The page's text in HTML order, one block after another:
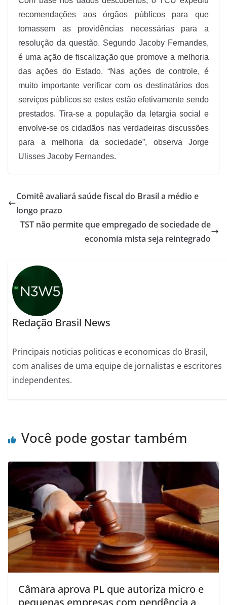
recomendações aos órgãos públicos para que
tomassem as providências necessárias para a
resolução da questão. Segundo Jacoby Fernandes,
é uma ação de fiscalização que promove a melhoria
das ações do Estado. “Nas ações de controle, é
muito importante verificar com os destinatários dos
serviços públicos se estes estão efetivamente sendo
prestados. Tira-se a população da letargia social e
envolve-se os cidadãos nas verdadeiras discussões
para a melhoria da sociedade”, observa Jorge
Ulisses Jacoby Fernandes.
Comitê avaliará saúde fiscal do Brasil a médio e
longo prazo
TST não permite que empregado de sociedade de
economia mista seja reintegrado
Redação Brasil News
Principais noticias politicas e economicas do Brasil,
com analises de uma equipe de jornalistas e escritores
independentes.
Você pode gostar também
Câmara aprova PL que autoriza micro e
pequenas empresas com pendência a